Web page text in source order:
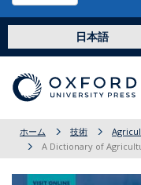
日本語
ホーム 技術
A Dictionary of